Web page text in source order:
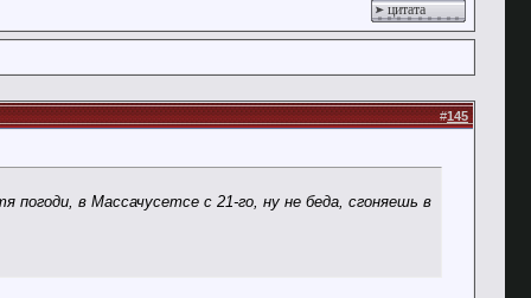
цитата
#145
в Массачусетсе с 21-го, ну не беда, сгоняешь в